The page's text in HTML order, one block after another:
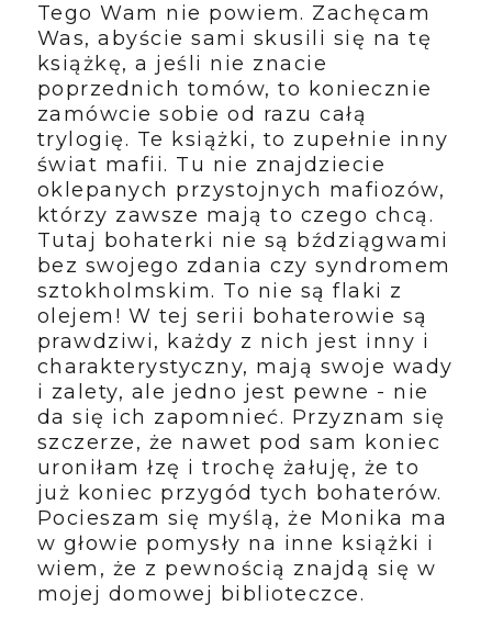
Tego Wam nie powiem. Zachęcam
Was, abyście sami skusili się na tę
książkę, a jeśli nie znacie
poprzednich tomów, to koniecznie
zamówcie sobie od razu całą
trylogię. Te książki, to zupełnie inny
świat mafii. Tu nie znajdziecie
oklepanych przystojnych mafiozów,
którzy zawsze mają to czego chcą.
Tutaj bohaterki nie są bździągwami
bez swojego zdania czy syndromem
sztokholmskim. To nie są flaki z
olejem! W tej serii bohaterowie są
prawdziwi, każdy z nich jest inny i
charakterystyczny, mają swoje wady
i zalety, ale jedno jest pewne - nie
da się ich zapomnieć. Przyznam się
szczerze, że nawet pod sam koniec
uroniłam łzę i trochę żałuję, że to
już koniec przygód tych bohaterów.
Pocieszam się myślą, że Monika ma
w głowie pomysły na inne książki i
wiem, że z pewnością znajdą się w
mojej domowej biblioteczce.